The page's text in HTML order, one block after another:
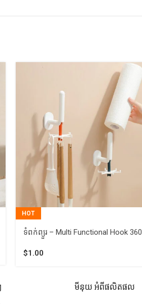
HOT
ទំពក់ព្យួរ – Multi Functional Hook 360
$1.00
មីនុយ អំពីផលិតផល